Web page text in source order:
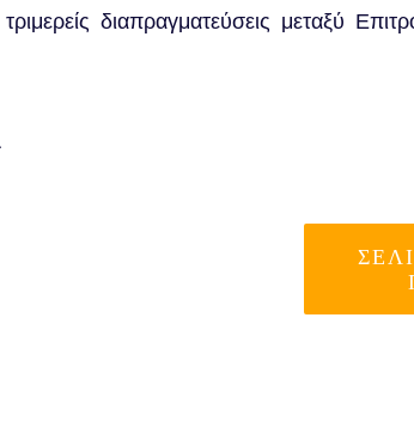
διαπραγματεύσεις μεταξύ